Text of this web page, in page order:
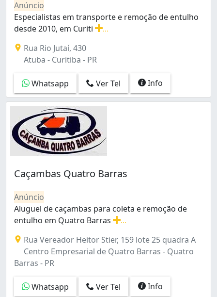
Tatuquara (2)
Tingui (3)
Uberaba (3)
Xaxim (4)
Anúncio
Especialistas em transporte e remoção de entulho
desde 2010, em Curiti
Rua Rio Jutaí, 430
Atuba - Curitiba - PR
Whatsapp Ver Tel Info
Caçambas Quatro Barras
Anúncio
Aluguel de caçambas para coleta e remoção de
entulho em Quatro Barras
Rua Vereador Heitor Stier, 159 lote 25 quadra A
Centro Empresarial de Quatro Barras - Quatro
Barras - PR
Whatsapp Ver Tel Info